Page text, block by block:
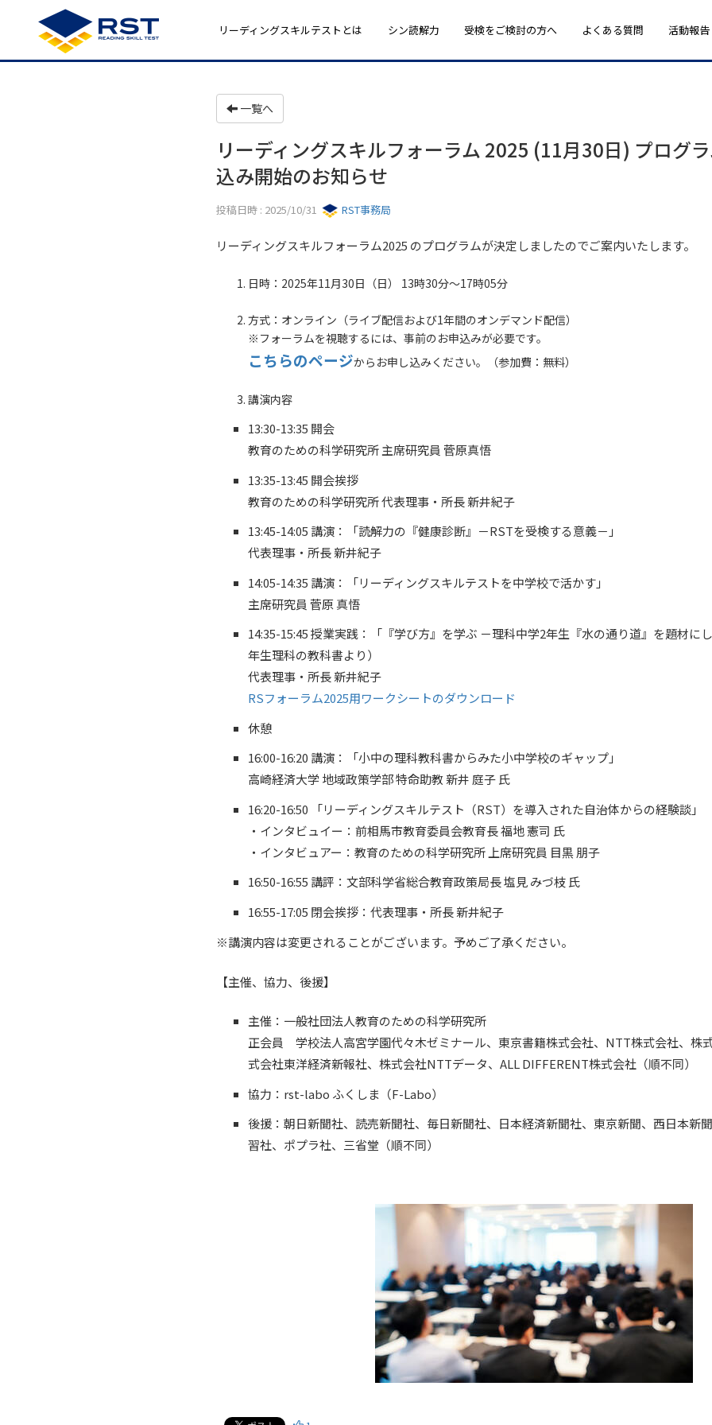
リーディングスキルテストとは シン読解力 受検をご検討の方へ よくある質問 活動報告
一覧へ
リーディングスキルフォーラム 2025 (11月30日) プログ
込み開始のお知らせ
投稿日時 : 2025/10/31 RST事務局
リーディングスキルフォーラム2025 のプログラムが決定しましたのでご案内いたします。
日時：2025年11月30日（日） 13時30分～17時05分
方式：オンライン（ライブ配信および1年間のオンデマンド配信）
※フォーラムを視聴するには、事前のお申込みが必要です。
こちらのページからお申し込みください。（参加費：無料）
講演内容
13:30-13:35 開会
教育のための科学研究所 主席研究員 菅原真悟
13:35-13:45 開会挨拶
教育のための科学研究所 代表理事・所長 新井紀子
13:45-14:05 講演：「読解力の『健康診断』－RSTを受検する意義－」
代表理事・所長 新井紀子
14:05-14:35 講演：「リーディングスキルテストを中学校で活かす」
主席研究員 菅原 真悟
14:35-15:45 授業実践：「『学び方』を学ぶ －理科中学2年生『水の通り道』を題材に
年生理科の教科書より）
代表理事・所長 新井紀子
RSフォーラム2025用ワークシートのダウンロード
休憩
16:00-16:20 講演：「小中の理科教科書からみた小中学校のギャップ」
高崎経済大学 地域政策学部 特命助教 新井 庭子 氏
16:20-16:50 「リーディングスキルテスト（RST）を導入された自治体からの経験談」
・インタビュイー：前相馬市教育委員会教育長 福地 憲司 氏
・インタビュアー：教育のための科学研究所 上席研究員 目黒 朋子
16:50-16:55 講評：文部科学省総合教育政策局長 塩見 みづ枝 氏
16:55-17:05 閉会挨拶：代表理事・所長 新井紀子
※講演内容は変更されることがございます。予めご了承ください。
【主催、協力、後援】
主催：一般社団法人教育のための科学研究所
正会員 学校法人高宮学園代々木ゼミナール、東京書籍株式会社、NTT株式会社、株
式会社東洋経済新報社、株式会社NTTデータ、ALL DIFFERENT株式会社（順不同）
協力：rst-labo ふくしま（F-Labo）
後援：朝日新聞社、読売新聞社、毎日新聞社、日本経済新聞社、東京新聞、西日本新
習社、ポプラ社、三省堂（順不同）